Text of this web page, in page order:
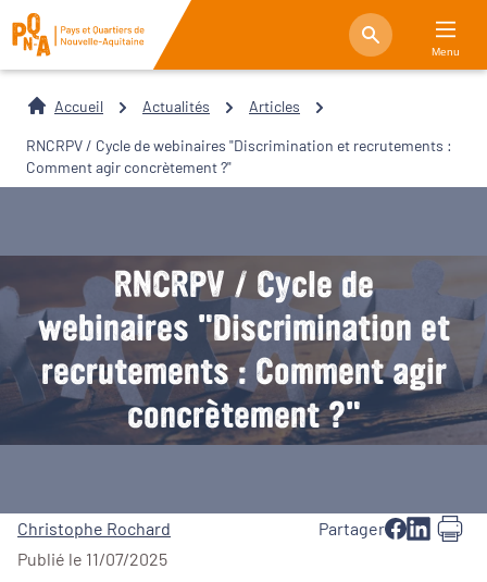
Menu
Accueil Actualités Articles
RNCRPV / Cycle de webinaires "Discrimination et recrutements :
Comment agir concrètement ?"
RNCRPV / Cycle de
webinaires "Discrimination et
recrutements : Comment agir
concrètement ?"
Christophe Rochard
Publié le 11/07/2025
Partager